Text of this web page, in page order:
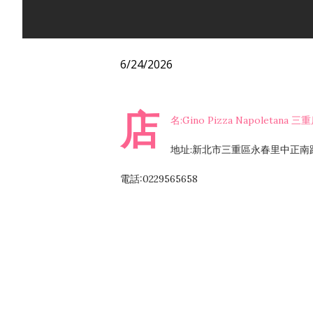
6/24/2026
店 名:Gino Pizza Napoletana 三重
地址:新北市三重區永春里中正南
電話:0229565658